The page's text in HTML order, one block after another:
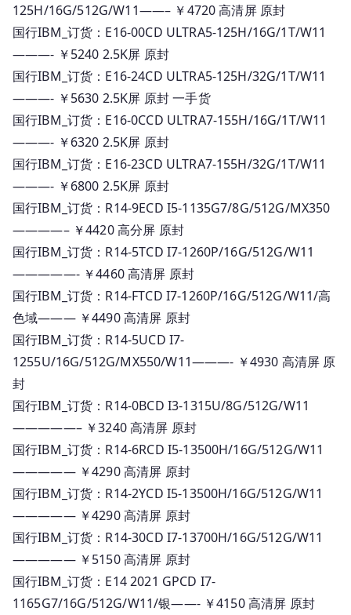
125H/16G/512G/W11——– ￥4720 高清屏 原封
国行IBM_订货：E16-00CD ULTRA5-125H/16G/1T/W11
———- ￥5240 2.5K屏 原封
国行IBM_订货：E16-24CD ULTRA5-125H/32G/1T/W11
———- ￥5630 2.5K屏 原封 一手货
国行IBM_订货：E16-0CCD ULTRA7-155H/16G/1T/W11
———- ￥6320 2.5K屏 原封
国行IBM_订货：E16-23CD ULTRA7-155H/32G/1T/W11
———- ￥6800 2.5K屏 原封
国行IBM_订货：R14-9ECD I5-1135G7/8G/512G/MX350
————– ￥4420 高分屏 原封
国行IBM_订货：R14-5TCD I7-1260P/16G/512G/W11
—————- ￥4460 高清屏 原封
国行IBM_订货：R14-FTCD I7-1260P/16G/512G/W11/高
色域——— ￥4490 高清屏 原封
国行IBM_订货：R14-5UCD I7-
1255U/16G/512G/MX550/W11———- ￥4930 高清屏 原
封
国行IBM_订货：R14-0BCD I3-1315U/8G/512G/W11
—————– ￥3240 高清屏 原封
国行IBM_订货：R14-6RCD I5-13500H/16G/512G/W11
————— ￥4290 高清屏 原封
国行IBM_订货：R14-2YCD I5-13500H/16G/512G/W11
————— ￥4290 高清屏 原封
国行IBM_订货：R14-30CD I7-13700H/16G/512G/W11
————— ￥5150 高清屏 原封
国行IBM_订货：E14 2021 GPCD I7-
1165G7/16G/512G/W11/银——- ￥4150 高清屏 原封